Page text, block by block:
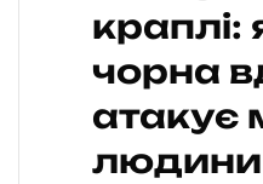
краплі:
чорна
атакує
людини